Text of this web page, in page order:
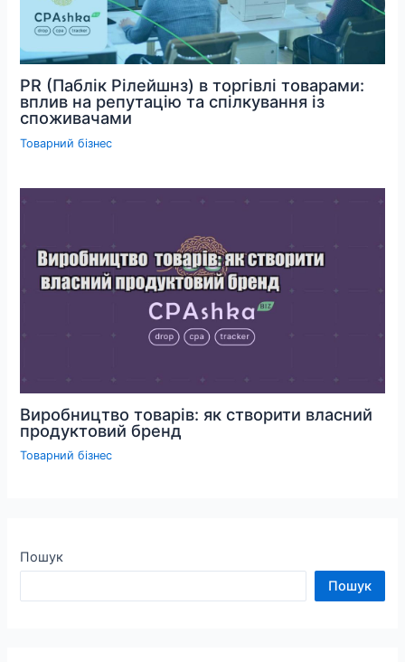
PR (Паблік Рілейшнз) в торгівлі товарами:
вплив на репутацію та спілкування із
споживачами
Товарний бізнес
Виробництво товарів: як створити власний
продуктовий бренд
Товарний бізнес
Пошук
Пошук